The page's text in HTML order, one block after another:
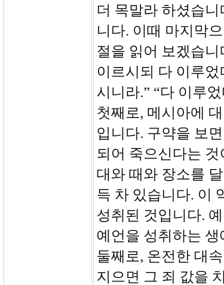
더 목말라 하셨습
니다. 이때 마지막
절을 읽어 보겠습
이르시되 다 이루
시니라.” “다 이루
첫째로, 메시아에
입니다. 구약을 보
되어 죽으신다는
대와 때와 장소를
득 차 있습니다. 이
성취된 것입니다.
예언을 성취하는
둘째로, 온전한 대
지으면 그 죄 값을